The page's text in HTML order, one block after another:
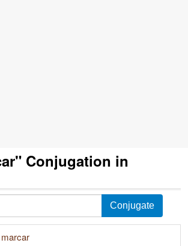
Conjugation in
marcar